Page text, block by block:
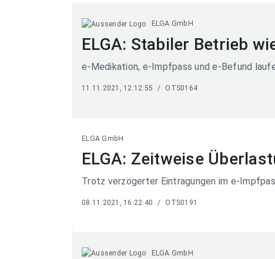
ELGA GmbH
ELGA: Stabiler Betrieb
e-Medikation, e-Impfpass und e-Befund
11.11.2021, 12:12:55 / OTS0164
ELGA GmbH
ELGA: Zeitweise
Trotz verzögerter Eintragungen im e-
08.11.2021, 16:22:40 / OTS0191
ELGA GmbH